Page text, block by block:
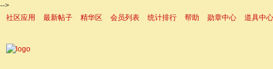
-->
社区应用
最新帖子 精华区 会员列表 统计排行 帮助 勋章中心
道具中心